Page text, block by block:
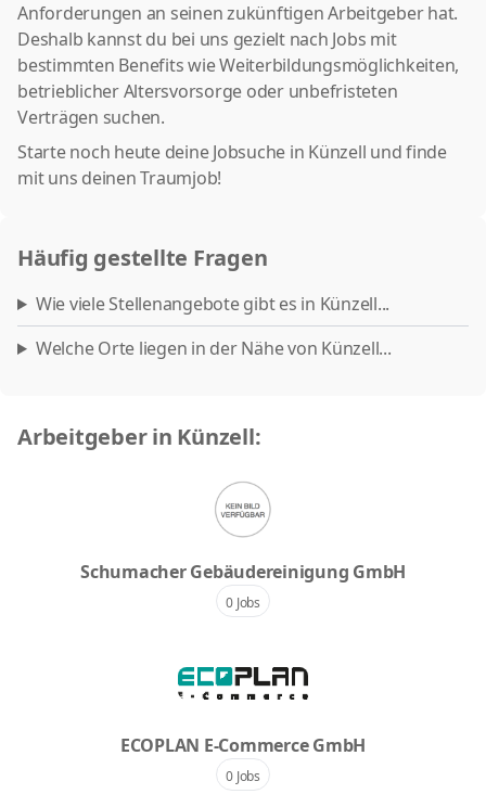
Anforderungen an seinen zukünftigen Arbeitgeber hat.
Deshalb kannst du bei uns gezielt nach Jobs mit
bestimmten Benefits wie Weiterbildungsmöglichkeiten,
betrieblicher Altersvorsorge oder unbefristeten
Verträgen suchen.
Starte noch heute deine Jobsuche in Künzell und finde
mit uns deinen Traumjob!
Häufig gestellte Fragen
Wie viele Stellenangebote gibt es in Künzell...
Welche Orte liegen in der Nähe von Künzell...
Arbeitgeber in Künzell:
Schumacher Gebäudereinigung GmbH
0 Jobs
ECOPLAN E-Commerce GmbH
0 Jobs